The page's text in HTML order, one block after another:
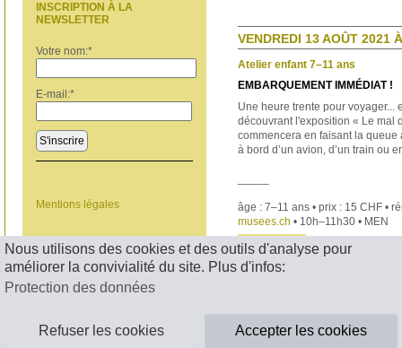
Nous utilisons des cookies et des outils d'analyse pour
améliorer la convivialité du site. Plus d'infos:
Protection des données
Refuser les cookies Accepter les cookies
INSCRIPTION À LA
NEWSLETTER
Votre nom:*
E-mail:*
S'inscrire
Mentions légales
VENDREDI 13 AOÛT 2021
Atelier enfant 7–11 ans
EMBARQUEMENT IMMÉDIAT !
Une heure trente pour voyager...
découvrant l'exposition « Le mal
commencera en faisant la queue
à bord d’un avion, d’un train ou
âge : 7–11 ans • prix : 15 CHF •
musees.ch • 10h–11h30 • MEN
< RETOUR